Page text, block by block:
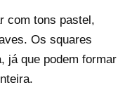
com tons pastel,
Os squares
já que podem formar